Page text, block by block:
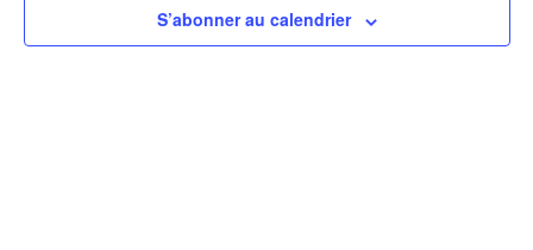
S’abonner au calendrier